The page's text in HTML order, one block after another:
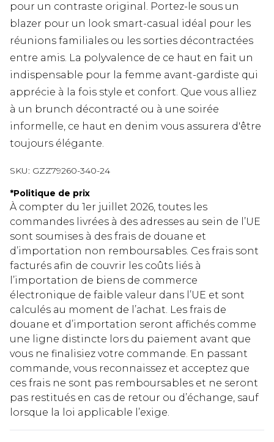
pour un contraste original. Portez-le sous un
blazer pour un look smart-casual idéal pour les
réunions familiales ou les sorties décontractées
entre amis. La polyvalence de ce haut en fait un
indispensable pour la femme avant-gardiste qui
apprécie à la fois style et confort. Que vous alliez
à un brunch décontracté ou à une soirée
informelle, ce haut en denim vous assurera d'être
toujours élégante.
SKU: GZZ79260-340-24
*Politique de prix
À compter du 1er juillet 2026, toutes les
commandes livrées à des adresses au sein de l’UE
sont soumises à des frais de douane et
d’importation non remboursables. Ces frais sont
facturés afin de couvrir les coûts liés à
l’importation de biens de commerce
électronique de faible valeur dans l’UE et sont
calculés au moment de l’achat. Les frais de
douane et d’importation seront affichés comme
une ligne distincte lors du paiement avant que
vous ne finalisiez votre commande. En passant
commande, vous reconnaissez et acceptez que
ces frais ne sont pas remboursables et ne seront
pas restitués en cas de retour ou d’échange, sauf
lorsque la loi applicable l’exige.